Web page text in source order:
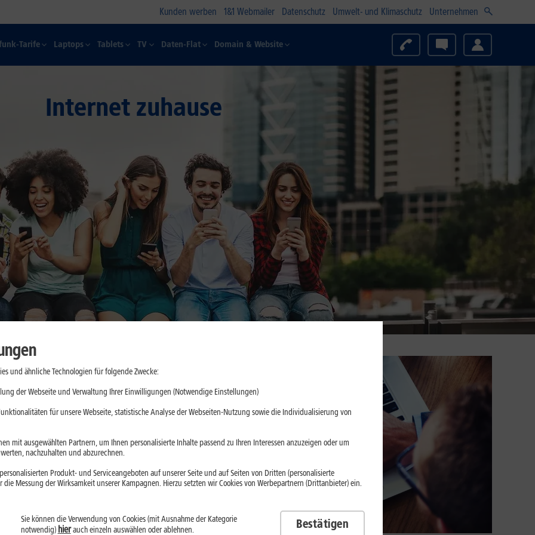
Kunden werben 1&1 Webmailer Datenschutz Umwelt- und Klimaschutz Unternehmen
Tarife Laptops Tablets TV Daten-Flat Domain & Website
Internet zuhause
nutzen:
greifen aber je
ein. Der
prüfst
und ähnliche Technologien für folgende Zwecke:
der Webseite und Verwaltung Ihrer Einwilligungen (Notwendige Einstellungen)
für unsere Webseite, statistische Analyse der Webseiten-Nutzung sowie die Individualisierung von
mit ausgewählten Partnern, um Ihnen personalisierte Inhalte passend zu Ihren Interessen anzuzeigen oder um
nachzuhalten und abzurechnen.
Produkt- und Serviceangeboten auf unserer Seite und auf Seiten von Dritten (personalisierte
Messung der Wirksamkeit unserer Kampagnen. Hierzu setzten wir Cookies von Werbepartnern (Drittanbieter) ein.
Sie können die Verwendung von Cookies (mit Ausnahme der Kategorie
notwendig) hierauch einzeln auswählen oder ablehnen. Bestätigen